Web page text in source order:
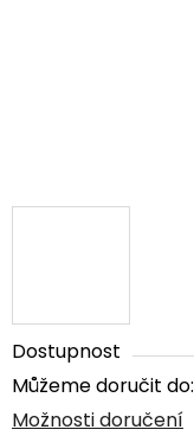
Dostupnost
Můžeme doručit do:
Možnosti doručení